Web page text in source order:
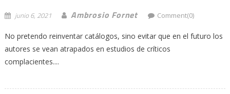
junio 6, 2021 Ambrosio Fornet Comment(0)
No pretendo reinventar catálogos, sino evitar que en el futuro los
autores se vean atrapados en estudios de críticos
complacientes....